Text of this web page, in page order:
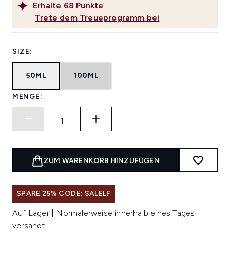
Erhalte 68 Punkte
Trete dem Treueprogramm bei
SIZE:
50ML 100ML
MENGE:
ZUM WARENKORB HINZUFÜGEN
SPARE 25% CODE: SALELF
Auf Lager | Normalerweise innerhalb eines Tages
versandt